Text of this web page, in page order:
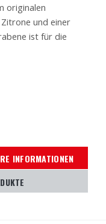
originalen
und einer
ist für die
INFORMATIONEN